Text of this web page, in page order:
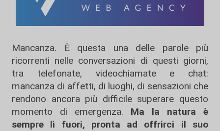
Mancanza. È questa una delle parole più
ricorrenti nelle conversazioni di questi giorni,
tra telefonate, videochiamate e chat:
mancanza di affetti, di luoghi, di sensazioni che
rendono ancora più difficile superare questo
momento di emergenza. Ma la natura è
sempre lì fuori, pronta ad offrirci il suo